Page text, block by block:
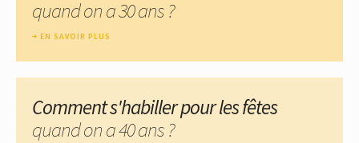
quand on a 30 ans ?
EN SAVOIR PLUS
Comment s'habiller pour les fêtes
quand on a 40 ans ?